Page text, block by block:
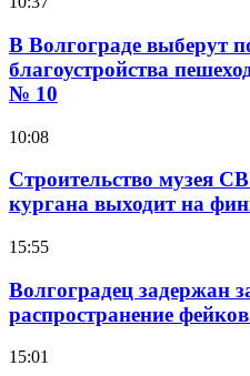
В Волгограде выберут
благоустройства
№ 10
10:08
Строительство музея
кургана выходит на
15:55
Волгоградец задержан
распространение
15:01